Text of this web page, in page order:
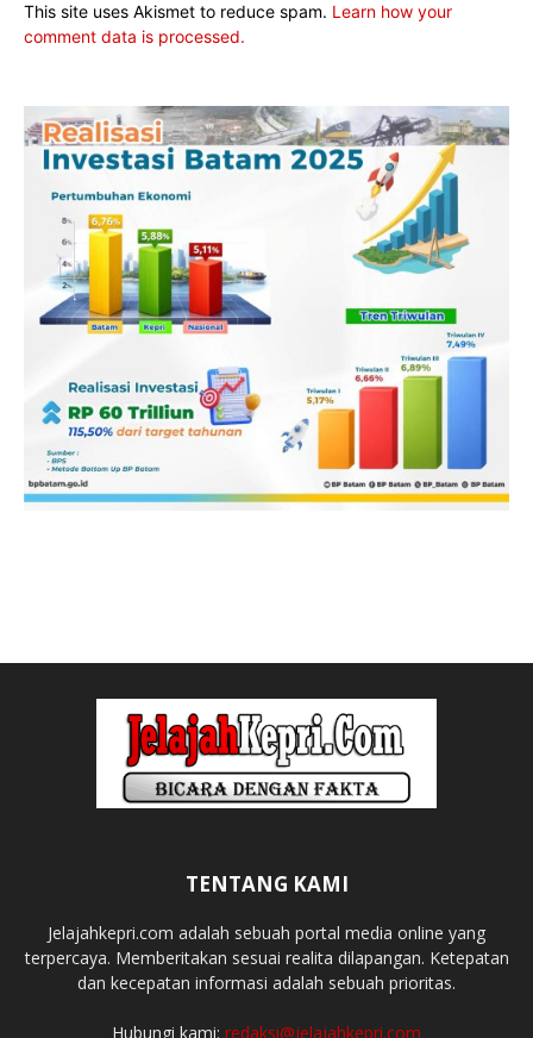
This site uses Akismet to reduce spam. Learn how your
comment data is processed.
TENTANG KAMI
Jelajahkepri.com adalah sebuah portal media online yang
terpercaya. Memberitakan sesuai realita dilapangan. Ketepatan
dan kecepatan informasi adalah sebuah prioritas.
Hubungi kami: redaksi@jelajahkepri.com